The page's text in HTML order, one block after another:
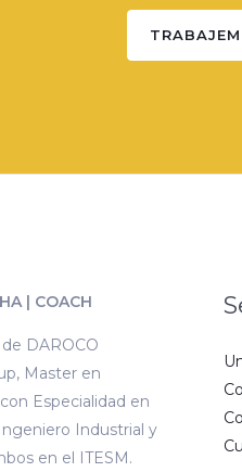
| COACH
DAROCO
Master en
Especialidad en
Industrial y
en el ITESM.